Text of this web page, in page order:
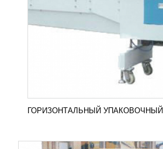
ГОРИЗОНТАЛЬНЫЙ УПАКОВОЧНЫЙ
1 450 944 RUB
Вертикальный автомат марки
предназначен для упаковывания
пакеты сыпучей продукции
пищевого назначения. Модель...